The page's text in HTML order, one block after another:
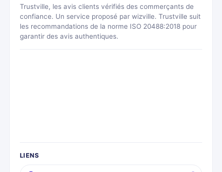
Trustville, les avis clients vérifiés des commerçants de
confiance. Un service proposé par wizville. Trustville suit
les recommandations de la norme ISO 20488:2018 pour
garantir des avis authentiques.
LIENS